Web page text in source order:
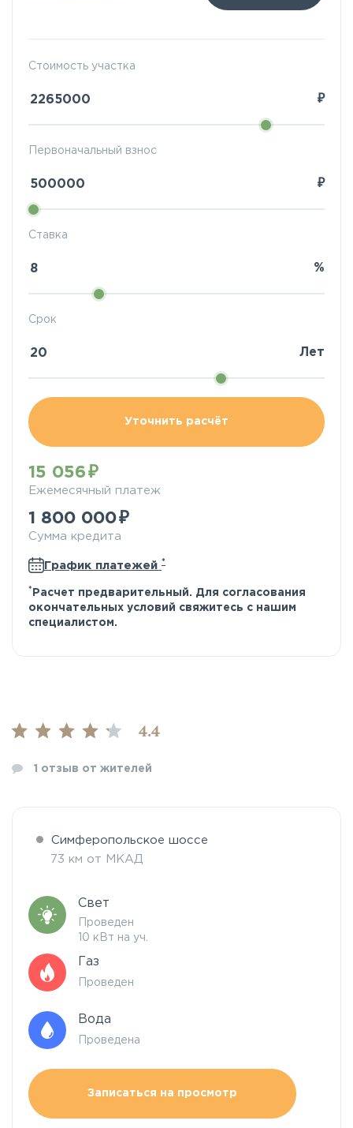
4.4
1 отзыв от жителей
Стоимость участка
₽
Ставка
%
Первоначальный взнос
₽
Срок
Лет
Уточнить расчёт
15 056
Ежемесячный платеж
1 800 000
Сумма кредита
График платежей *
* Расчет предварительный. Для согласования
окончательных условий свяжитесь с нашим
специалистом.
Симферопольское шоссе
73 км от МКАД
Свет
Проведен
10 кВт на уч.
Газ
Проведен
Вода
Проведена
Записаться на просмотр